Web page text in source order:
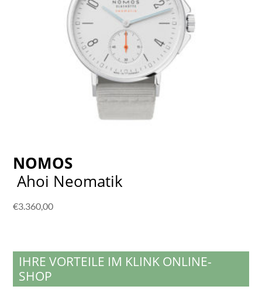
NOMOS
Ahoi Neomatik
€3.360,00
IHRE VORTEILE IM KLINK ONLINE-
SHOP